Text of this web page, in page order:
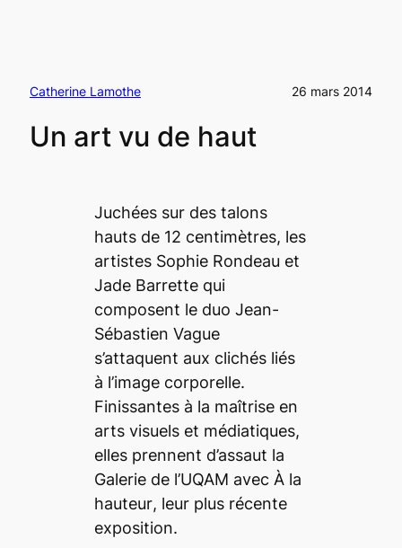
Catherine Lamothe 26 mars 2014
Un art vu de haut
Juchées sur des talons
hauts de 12 centimètres, les
artistes Sophie Rondeau et
Jade Barrette qui
composent le duo Jean-
Sébastien Vague
s’attaquent aux clichés liés
à l’image corporelle.
Finissantes à la maîtrise en
arts visuels et médiatiques,
elles prennent d’assaut la
Galerie de l’UQAM avec À la
hauteur, leur plus récente
exposition.